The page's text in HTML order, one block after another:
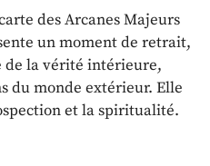
des Arcanes Majeurs
un moment de retrait,
de la vérité intérieure,
du monde extérieur. Elle
et la spiritualité.